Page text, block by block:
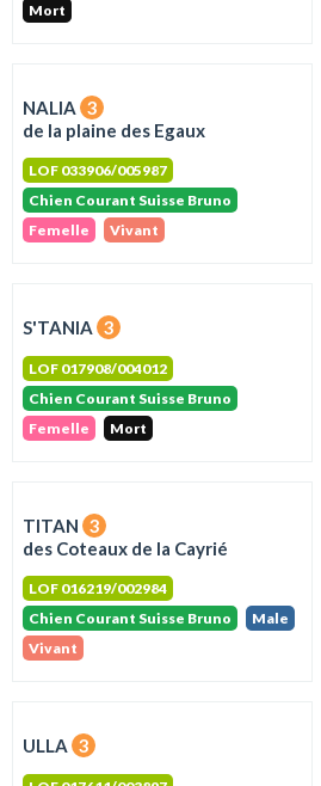
Mort
NALIA 3
de la plaine des Egaux
LOF 033906/005987
Chien Courant Suisse Bruno
Femelle
Vivant
S'TANIA 3
LOF 017908/004012
Chien Courant Suisse Bruno
Femelle
Mort
TITAN 3
des Coteaux de la Cayrié
LOF 016219/002984
Chien Courant Suisse Bruno
Male
Vivant
ULLA 3